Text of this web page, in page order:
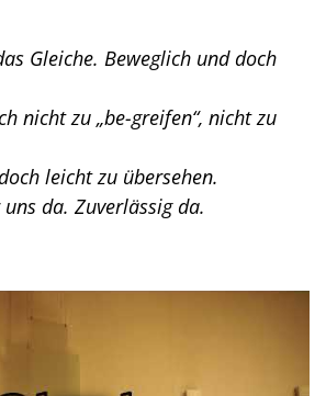
Gleiche. Beweglich und doch
nicht zu „be-greifen“, nicht zu
leicht zu übersehen.
da. Zuverlässig da.